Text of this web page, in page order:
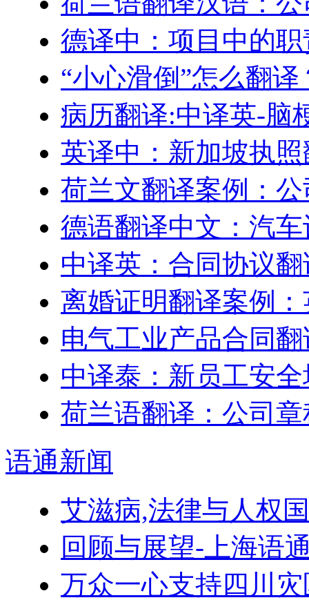
德译中：项目中的
“小心滑倒”怎么翻译
病历翻译:中译英-脑
英译中：新加坡执
荷兰文翻译案例：
德语翻译中文：汽
中译英：合同协议
离婚证明翻译案例
电气工业产品合同
中译泰：新员工安
荷兰语翻译：公司
语通新闻
艾滋病,法律与人权
回顾与展望-上海语
万众一心支持四川